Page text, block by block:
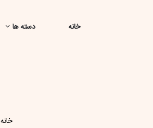
خانه دسته ها
خانه